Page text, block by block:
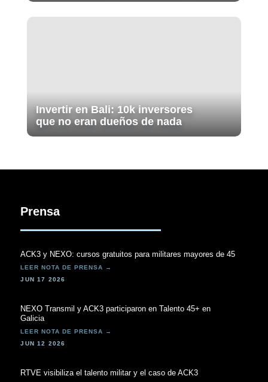
Invertir en Bali: 10k inversores
que no eran dueños de nada
Prensa
ACK3 y NEXO: cursos gratuitos para militares mayores de 45
JUN 17 2026
NEXO Transmil y ACK3 participaron en Talento 45+ en
Galicia
JUN 12 2026
RTVE visibiliza el talento militar y el caso de ACK3